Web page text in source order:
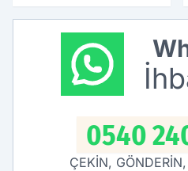
Ödeneceği Tarih
Netleşti
0540
ÇEKİN,